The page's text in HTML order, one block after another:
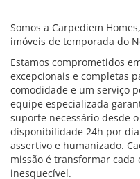
Somos a Carpediem
imóveis de temporada do
Estamos comprometidos
excepcionais e completas
comodidade e um serviço
equipe especializada
suporte necessário desde
disponibilidade 24h por
assertivo e humanizado.
missão é transformar cada
inesquecível.